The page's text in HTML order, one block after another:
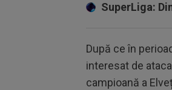
SuperLiga:
După ce în
interesat de
campioană a